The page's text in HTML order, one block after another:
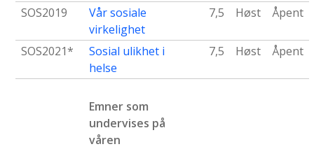
SOS2019
Vår sosiale
virkelighet
7,5 Høst Åpent
SOS2021*
Sosial ulikhet i
helse
7,5 Høst Åpent
Emner som
undervises på
våren